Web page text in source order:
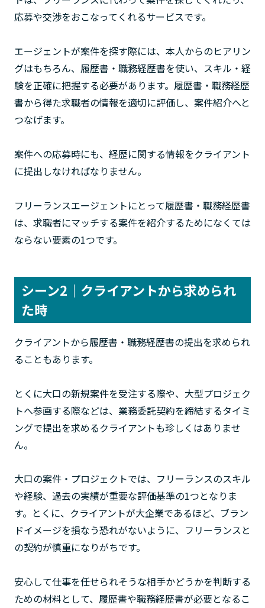
応募や交渉をおこなってくれるサービスです。
エージェントが案件を探す際には、本人からのヒアリン
グはもちろん、履歴書・職務経歴書を使い、スキル・経
験を正確に把握する必要があります。履歴書・職務経歴
書から得た求職者の情報を適切に評価し、案件紹介へと
つなげます。
案件への応募時にも、経歴に関する情報をクライアント
に提出しなければなりません。
フリーランスエージェントにとって履歴書・職務経歴書
は、求職者にマッチする案件を紹介するためになくては
ならない要素の1つです。
シーン2｜クライアントから求められ
た時
クライアントから履歴書・職務経歴書の提出を求められ
ることもあります。
とくに大口の新規案件を受注する際や、大型プロジェク
トへ参画する際などは、業務委託契約を締結するタイミ
ングで提出を求めるクライアントも珍しくはありませ
ん。
大口の案件・プロジェクトでは、フリーランスのスキル
や経験、過去の実績が重要な評価基準の1つとなりま
す。とくに、クライアントが大企業であるほど、ブラン
ドイメージを損なう恐れがないように、フリーランスと
の契約が慎重になりがちです。
安心して仕事を任せられそうな相手かどうかを判断する
ための材料として、履歴書や職務経歴書が必要となるこ